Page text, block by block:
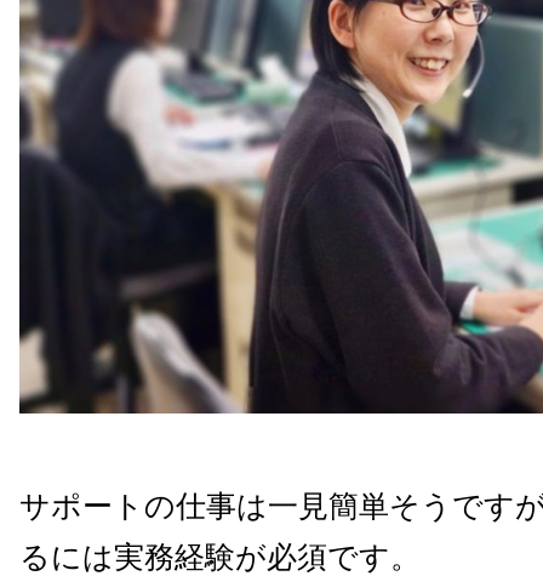
サポートの仕事は一見簡単そうです
るには実務経験が必須です。